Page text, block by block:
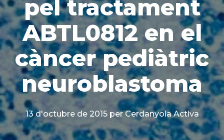
pel tractament
ABTL0812 en el
càncer pediàtric
neuroblastoma
13 d'octubre de 2015 per Cerdanyola Activa